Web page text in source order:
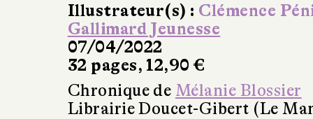
Illustrateur(s) : Clémence
Gallimard Jeunesse
07/04/2022
32 pages, 12,90 €
Chronique de Mélanie Blossier
Librairie Doucet-Gibert (Le